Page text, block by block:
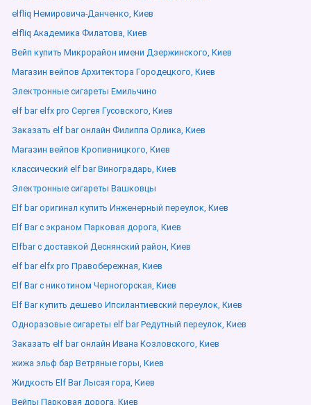
elfliq Немировича-Данченко, Киев
elfliq Академика Филатова, Киев
Вейп купить Микрорайон имени Дзержинского, Киев
Магазин вейпов Архитектора Городецкого, Киев
Электронные сигареты Емильчино
elf bar elfx pro Сергея Гусовского, Киев
Заказать elf bar онлайн Филиппа Орлика, Киев
Магазин вейпов Кропивницкого, Киев
классический elf bar Виноградарь, Киев
Электронные сигареты Вашковцы
Elf bar оригинал купить Инженерный переулок, Киев
Elf Bar с экраном Парковая дорога, Киев
Elfbar с доставкой Деснянский район, Киев
elf bar elfx pro Правобережная, Киев
Elf Bar с никотином Черногорская, Киев
Elf Bar купить дешево Ипсилантиевский переулок, Киев
Одноразовые сигареты elf bar Редутный переулок, Киев
Заказать elf bar онлайн Ивана Козловского, Киев
жижа эльф бар Ветряные горы, Киев
Жидкость Elf Bar Лысая гора, Киев
Вейпы Парковая дорога, Киев